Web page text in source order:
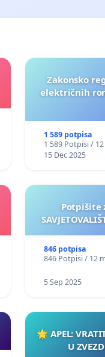
Zakonsko
električnih
1 589 potpisa
1 589 Potpisi /
15 Dec 2025
Potpišite
846 potpisa
846 Potpisi / 12
5 Sep 2025
🌟 APEL:
U